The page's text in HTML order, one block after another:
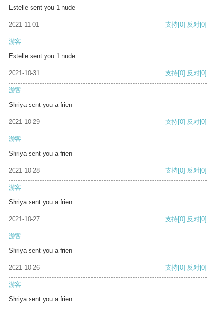
Estelle sent you 1 nude
2021-11-01 支持[0] 反对[0]
游客
Estelle sent you 1 nude
2021-10-31 支持[0] 反对[0]
游客
Shriya sent you a frien
2021-10-29 支持[0] 反对[0]
游客
Shriya sent you a frien
2021-10-28 支持[0] 反对[0]
游客
Shriya sent you a frien
2021-10-27 支持[0] 反对[0]
游客
Shriya sent you a frien
2021-10-26 支持[0] 反对[0]
游客
Shriya sent you a frien